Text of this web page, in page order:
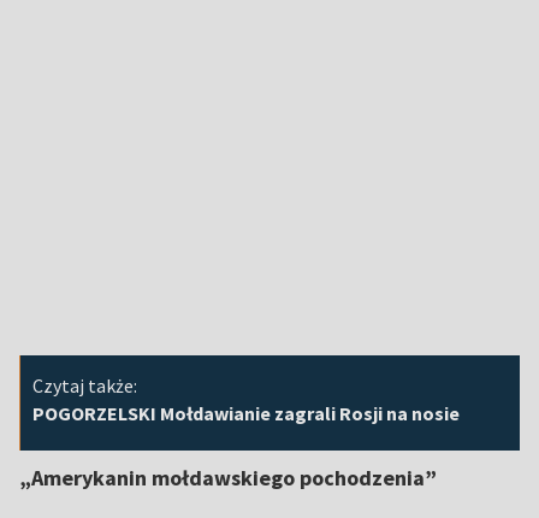
Czytaj także:
POGORZELSKI Mołdawianie zagrali Rosji na nosie
„Amerykanin mołdawskiego pochodzenia”